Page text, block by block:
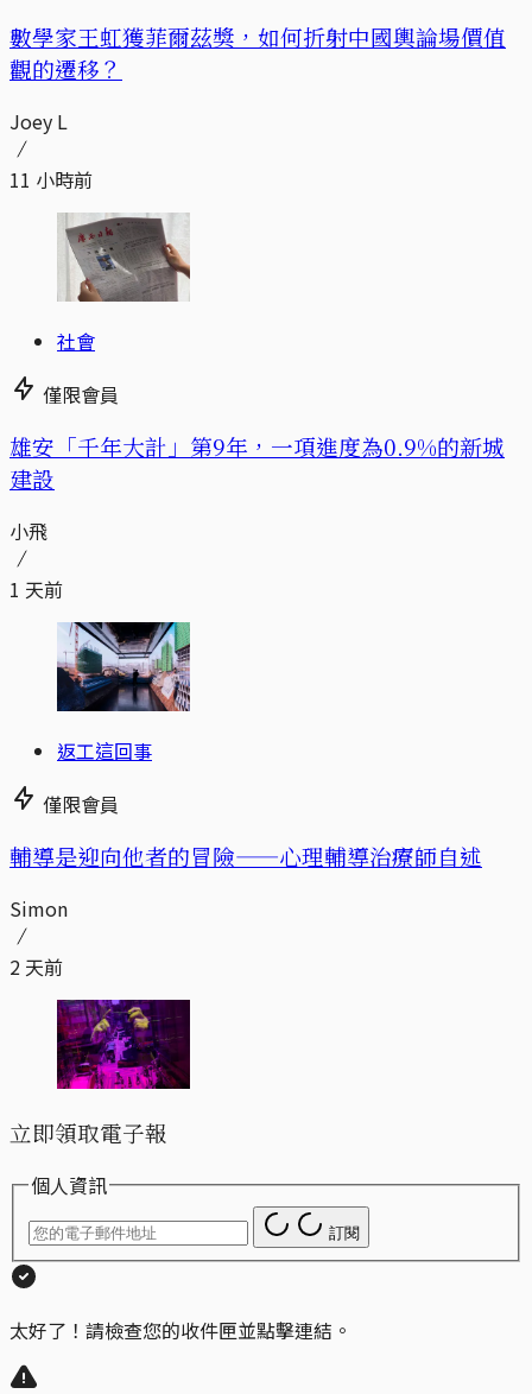
數學家王虹獲菲爾茲獎，如何折射中國輿論場價值
觀的遷移？
Joey L
11 小時前
社會
僅限會員
​​雄安「千年大計」第9年，一項進度為0.9%的新城
建設
小飛
1 天前
返工這回事
僅限會員
輔導是迎向他者的冒險——心理輔導治療師自述
Simon
2 天前
立即領取電子報
個人資訊
訂閱
太好了！請檢查您的收件匣並點擊連結。